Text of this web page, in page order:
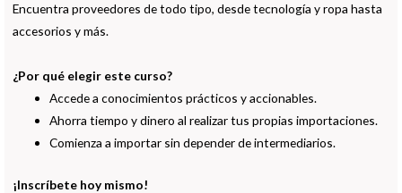
Encuentra proveedores de todo tipo, desde tecnología y ropa hasta
accesorios y más.
¿Por qué elegir este curso?
Accede a conocimientos prácticos y accionables.
Ahorra tiempo y dinero al realizar tus propias importaciones.
Comienza a importar sin depender de intermediarios.
¡Inscríbete hoy mismo!